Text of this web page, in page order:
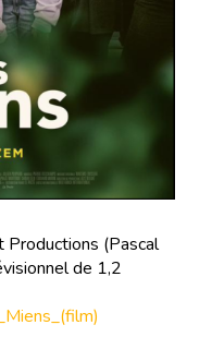
(Pascal
de 1,2